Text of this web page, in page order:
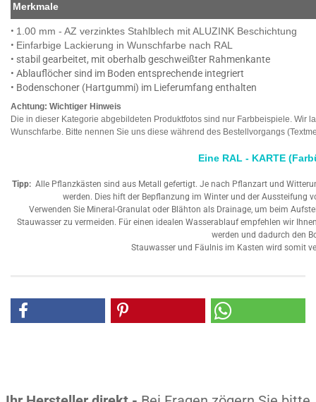
Merkmale
• 1.00 mm - AZ verzinktes Stahlblech mit ALUZINK Beschichtung
• Einfarbige Lackierung in Wunschfarbe nach RAL
• stabil gearbeitet, mit oberhalb geschweißter Rahmenkante
• Ablauflöcher sind im Boden entsprechende integriert
• Bodenschoner (Hartgummi) im Lieferumfang enthalten
Achtung: Wichtiger Hinweis
Die in dieser Kategorie abgebildeten Produktfotos sind nur Farbbeispiele. Wir
Wunschfarbe. Bitte nennen Sie uns diese während des Bestellvorgangs
Eine RAL - KARTE
Tipp: Alle Pflanzkästen sind aus Metall gefertigt. Je nach Pflanzart und
werden. Dies hift der Bepflanzung im Winter und der Aussteifung
Verwenden Sie Mineral-Granulat oder Blähton als Drainage, um beim
Stauwasser zu vermeiden. Für einen idealen Wasserablauf empfehlen wir
werden und dadurch den
Stauwasser und Fäulnis im Kasten wird somit